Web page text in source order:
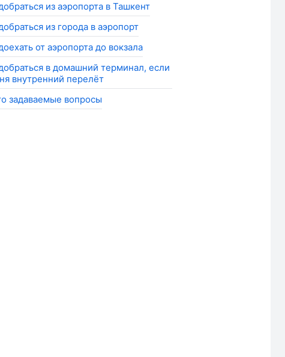
из аэропорта в Ташкент
из города в аэропорт
от аэропорта до вокзала
в домашний терминал, если
внутренний перелёт
задаваемые вопросы